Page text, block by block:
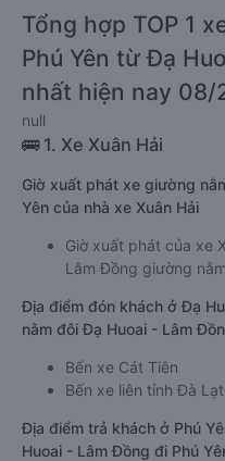
Tổng hợp TOP 1
Phú Yên từ Đạ
nhất hiện nay 08/
null
🚌 1. Xe Xuân Hải
Giờ xuất phát xe giường
Yên của nhà xe Xuân Hải
Giờ xuất phát của xe
Lâm Đồng giường
Địa điểm đón khách ở Đạ
nằm đôi Đạ Huoai - Lâm
Bến xe Cát Tiên
Bến xe liên tỉnh Đà Lạt
Địa điểm trả khách ở Phú
Huoai - Lâm Đồng đi Phú